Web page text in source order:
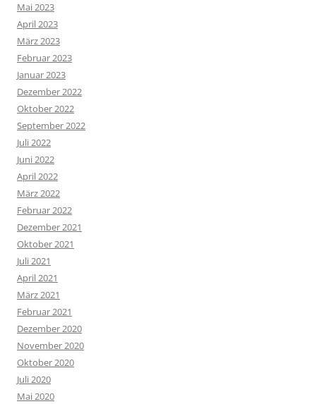
Mai 2023
April 2023
März 2023
Februar 2023
Januar 2023
Dezember 2022
Oktober 2022
September 2022
Juli 2022
Juni 2022
April 2022
März 2022
Februar 2022
Dezember 2021
Oktober 2021
Juli 2021
April 2021
März 2021
Februar 2021
Dezember 2020
November 2020
Oktober 2020
Juli 2020
Mai 2020